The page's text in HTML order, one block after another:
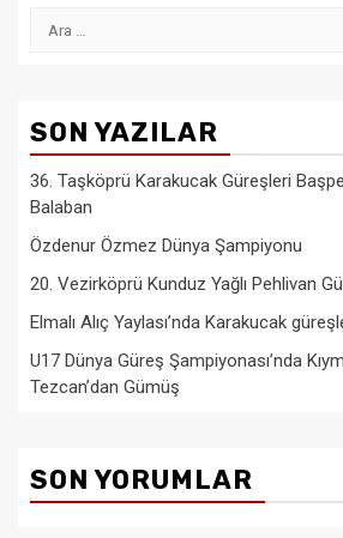
Arama:
SON YAZILAR
36. Taşköprü Karakucak Güreşleri
Balaban
Özdenur Özmez Dünya Şampiyonu
20. Vezirköprü Kunduz Yağlı Pehlivan
Elmalı Alıç Yaylası’nda Karakucak
U17 Dünya Güreş Şampiyonası’nda
Tezcan’dan Gümüş
SON YORUMLAR